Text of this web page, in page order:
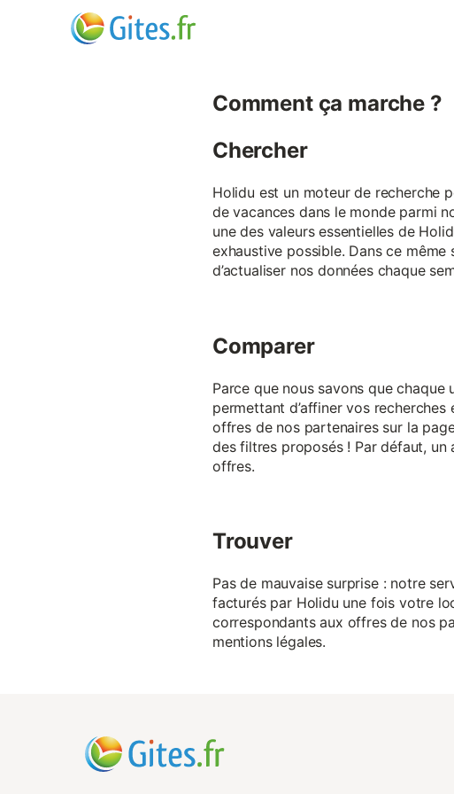
Comment ça marche ?
Chercher
Holidu est un moteur de recherche
de vacances dans le monde parmi
une des valeurs essentielles de
exhaustive possible. Dans ce
d’actualiser nos données chaque
Comparer
Parce que nous savons que
permettant d’affiner vos
offres de nos partenaires sur la
des filtres proposés ! Par défaut,
offres.
Trouver
Pas de mauvaise surprise : notre
facturés par Holidu une fois votre
correspondants aux offres de nos
mentions légales.